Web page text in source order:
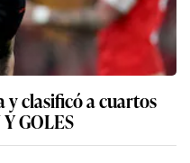
y clasificó a cuartos
GOLES